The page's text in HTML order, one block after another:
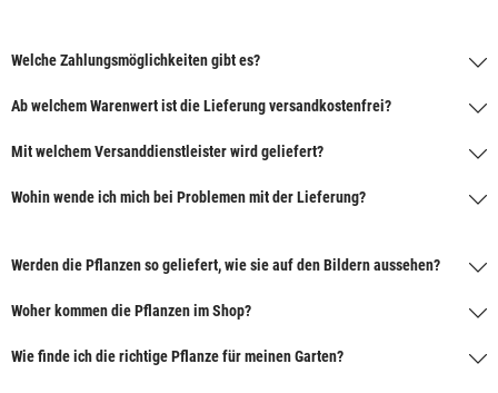
Welche Zahlungsmöglichkeiten gibt es?
Ab welchem Warenwert ist die Lieferung versandkostenfrei?
Mit welchem Versanddienstleister wird geliefert?
Wohin wende ich mich bei Problemen mit der Lieferung?
Werden die Pflanzen so geliefert, wie sie auf den Bildern aussehen?
Woher kommen die Pflanzen im Shop?
Wie finde ich die richtige Pflanze für meinen Garten?